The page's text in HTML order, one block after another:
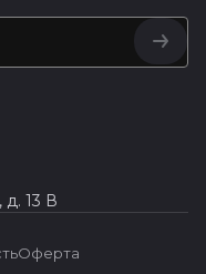
д. 13 В
Оферта